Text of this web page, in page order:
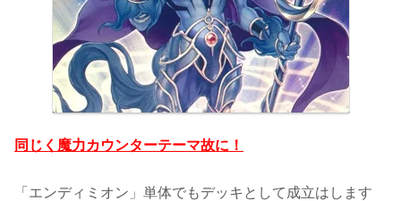
同じく魔力カウンターテーマ故に！
「エンディミオン」単体でもデッキとして成立はします